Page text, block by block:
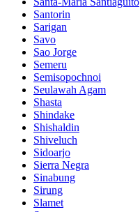
Santorin
Sarigan
Savo
Sao Jorge
Semeru
Semisopochnoi
Seulawah Agam
Shasta
Shindake
Shishaldin
Shiveluch
Sidoarjo
Sierra Negra
Sinabung
Sirung
Slamet